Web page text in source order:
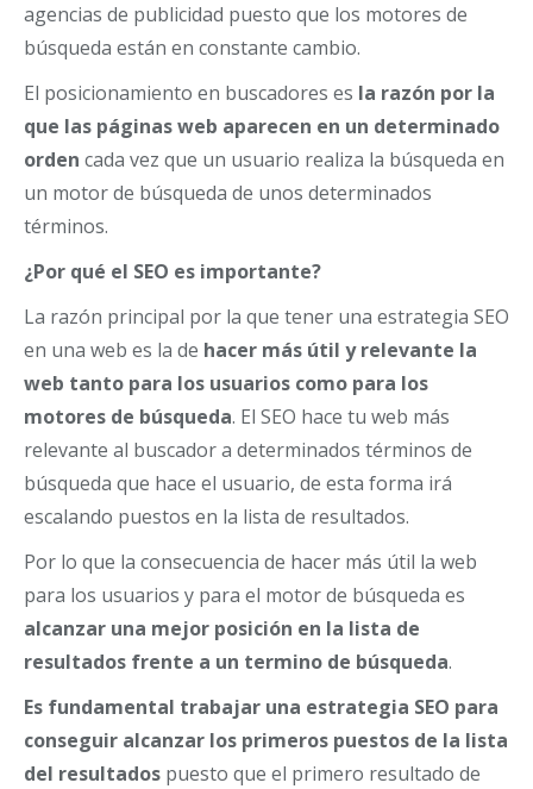
agencias de publicidad puesto que los motores de
búsqueda están en constante cambio.
El posicionamiento en buscadores es la razón por la
que las páginas web aparecen en un determinado
orden cada vez que un usuario realiza la búsqueda en
un motor de búsqueda de unos determinados
términos.
¿Por qué el SEO es importante?
La razón principal por la que tener una estrategia SEO
en una web es la de hacer más útil y relevante la
web tanto para los usuarios como para los
motores de búsqueda. El SEO hace tu web más
relevante al buscador a determinados términos de
búsqueda que hace el usuario, de esta forma irá
escalando puestos en la lista de resultados.
Por lo que la consecuencia de hacer más útil la web
para los usuarios y para el motor de búsqueda es
alcanzar una mejor posición en la lista de
resultados frente a un termino de búsqueda.
Es fundamental trabajar una estrategia SEO para
conseguir alcanzar los primeros puestos de la lista
del resultados puesto que el primero resultado de